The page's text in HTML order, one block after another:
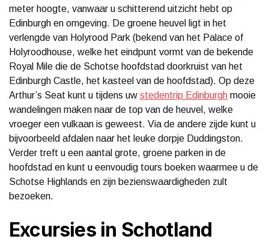
meter hoogte, vanwaar u schitterend uitzicht hebt op
Edinburgh en omgeving. De groene heuvel ligt in het
verlengde van Holyrood Park (bekend van het Palace of
Holyroodhouse, welke het eindpunt vormt van de bekende
Royal Mile die de Schotse hoofdstad doorkruist van het
Edinburgh Castle, het kasteel van de hoofdstad). Op deze
Arthur’s Seat kunt u tijdens uw stedentrip Edinburgh mooie
wandelingen maken naar de top van de heuvel, welke
vroeger een vulkaan is geweest. Via de andere zijde kunt u
bijvoorbeeld afdalen naar het leuke dorpje Duddingston.
Verder treft u een aantal grote, groene parken in de
hoofdstad en kunt u eenvoudig tours boeken waarmee u de
Schotse Highlands en zijn bezienswaardigheden zult
bezoeken.
Excursies in Schotland